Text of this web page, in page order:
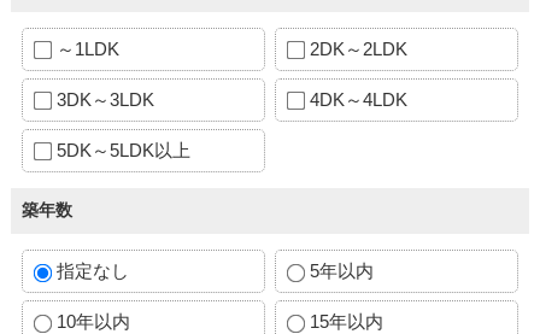
～1LDK 2DK～2LDK
3DK～3LDK 4DK～4LDK
5DK～5LDK以上
築年数
指定なし 5年以内
10年以内 15年以内